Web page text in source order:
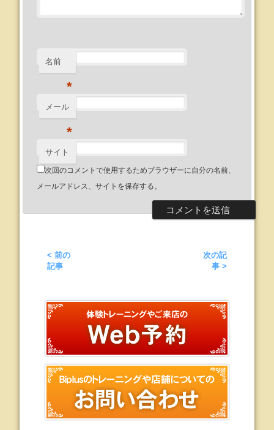
名前
*
メール
*
サイト
次回のコメントで使用するためブラウザーに自分の名前、
メールアドレス、サイトを保存する。
< 前の
記事
次の記
事 >